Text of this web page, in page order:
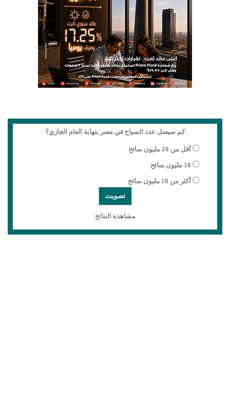
كم سيصل عدد السياح في مصر بنهاية العام الجاري؟
أقل من 18 مليون سائح
18 مليون سائح
أكثر من 18 مليون سائح
مشاهدة النتائج